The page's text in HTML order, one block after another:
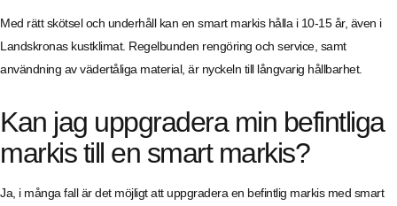
Med rätt skötsel och underhåll kan en smart markis hålla i 10-15 år, även i
Landskronas kustklimat. Regelbunden rengöring och service, samt
användning av vädertåliga material, är nyckeln till långvarig hållbarhet.
Kan jag uppgradera min befintliga
markis till en smart markis?
Ja, i många fall är det möjligt att uppgradera en befintlig markis med smart